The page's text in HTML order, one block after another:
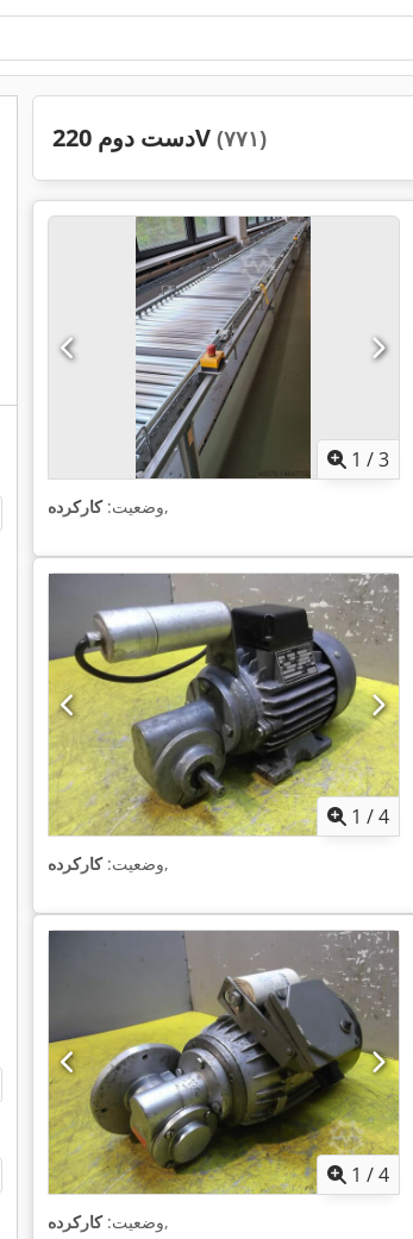
دست دوم 220V (۷۷۱)
1 /3
وضعیت:کارکرده ,
1 /4
وضعیت:کارکرده ,
1 /4
وضعیت:کارکرده ,